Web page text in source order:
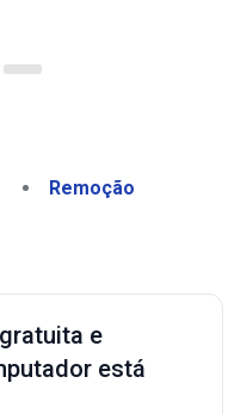
Remoção
e
está